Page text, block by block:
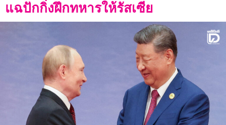
แฉปักกิ่งฝึกทหารให้รัสเซีย